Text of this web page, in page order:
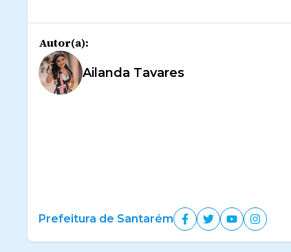
Autor(a):
Ailanda Tavares
Prefeitura de Santarém